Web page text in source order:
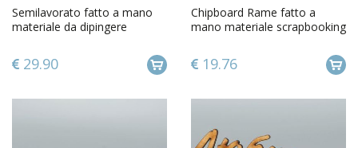
Semilavorato fatto a mano
materiale da dipingere
29.90
Chipboard Rame fatto a
mano materiale scrapbooking
19.76